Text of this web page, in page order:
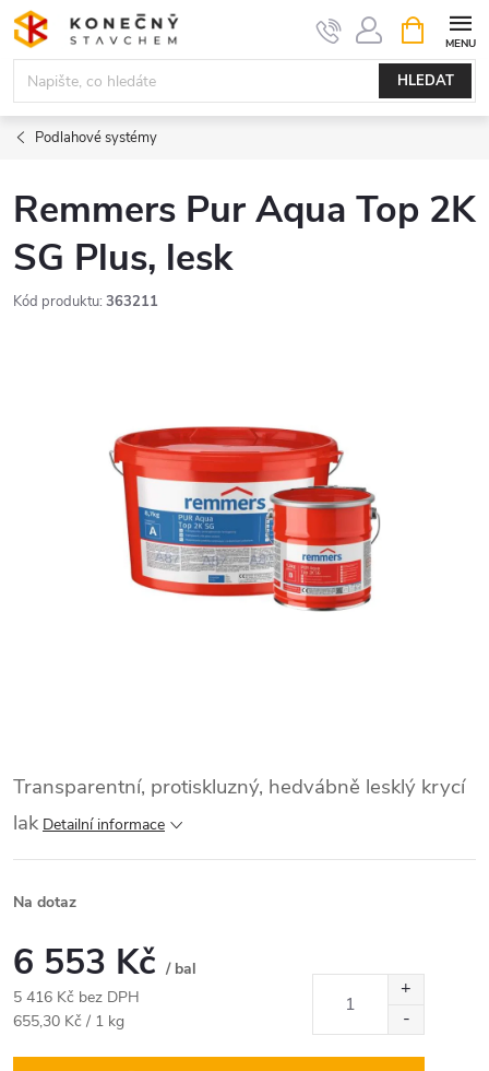
Přejít
na
obsah
HLEDAT
NÁKUPNÍ
KOŠÍK
Podlahové systémy
Remmers Pur Aqua Top 2K
SG Plus, lesk
Kód produktu: 363211
Transparentní, protiskluzný, hedvábně lesklý krycí
lak Detailní informace
Na dotaz
6 553 Kč / bal
5 416 Kč bez DPH
Měrná
655,30 Kč / 1 kg